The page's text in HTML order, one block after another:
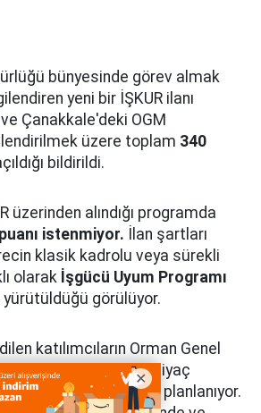
bünyesinde görev almak
yeni bir İŞKUR ilanı
Çanakkale'deki OGM
üzere toplam 340
bildirildi.
üzerinden alındığı programda
istenmiyor. İlan şartları
klasik kadrolu veya sürekli
olarak İşgücü Uyum Programı
yürütüldüğü görülüyor.
katılımcıların Orman Genel
ilçe teşkilatlarında ihtiyaç
görev alması planlanıyor.